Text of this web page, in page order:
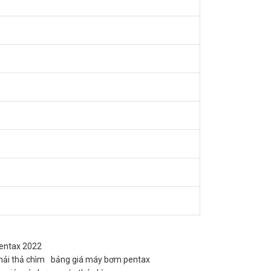
2022
thả chìm
bảng giá máy bơm pentax